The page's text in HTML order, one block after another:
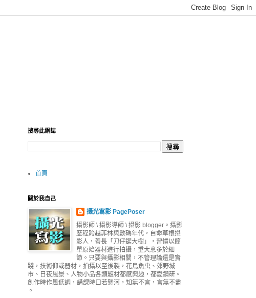
搜尋此網誌
首頁
關於我自己
攝光寫影 PagePoser
攝影師 \ 攝影導師 \ 攝影 blogger。攝影
歷程跨越菲林與數碼年代，自命草根攝
影人，善長「刀仔鋸大樹」，習慣以簡
單原始器材進行拍攝，重大意多於細
節。只要與攝影相關，不管理論還是實
踐，技術仰或器材，拍攝以至後製，花鳥魚虫、郊野城
市、日夜風景、人物小品各類題材都感興趣，都愛鑽研。
創作時作風低調，講課時口若懸河，知無不言，言無不盡
。